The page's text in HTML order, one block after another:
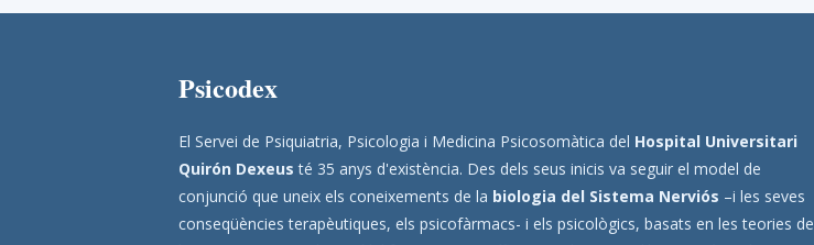
Psicodex
El Servei de Psiquiatria, Psicologia i Medicina Psicosomàtica del Hospital Universitari
Quirón Dexeus té 35 anys d'existència. Des dels seus inicis va seguir el model de
conjunció que uneix els coneixements de la biologia del Sistema Nerviós –i les seves
conseqüències terapèutiques, els psicofàrmacs- i els psicològics, basats en les teories de